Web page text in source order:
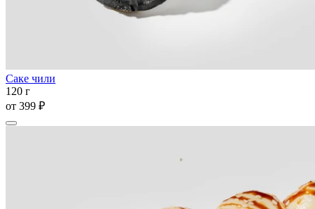
Саке чили
120 г
от 399 ₽